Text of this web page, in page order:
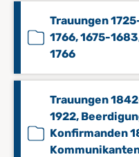
Trauungen
1766, 1675-
1766
Trauungen
1922,
Konfirmanden